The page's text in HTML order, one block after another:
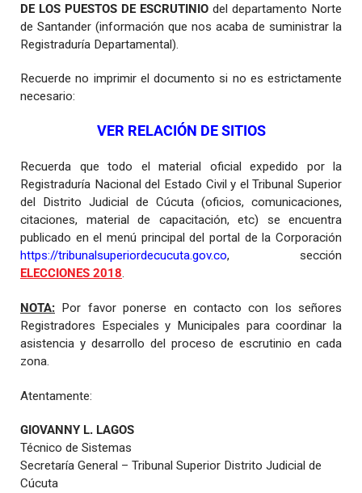
DE LOS PUESTOS DE ESCRUTINIO del departamento Norte
de Santander (información que nos acaba de suministrar la
Registraduría Departamental).
Recuerde no imprimir el documento si no es estrictamente
necesario:
VER RELACIÓN DE SITIOS
Recuerda que todo el material oficial expedido por la
Registraduría Nacional del Estado Civil y el Tribunal Superior
del Distrito Judicial de Cúcuta (oficios, comunicaciones,
citaciones, material de capacitación, etc) se encuentra
publicado en el menú principal del portal de la Corporación
https://tribunalsuperiordecucuta.gov.co, sección
ELECCIONES 2018.
NOTA: Por favor ponerse en contacto con los señores
Registradores Especiales y Municipales para coordinar la
asistencia y desarrollo del proceso de escrutinio en cada
zona.
Atentamente:
GIOVANNY L. LAGOS
Técnico de Sistemas
Secretaría General – Tribunal Superior Distrito Judicial de
Cúcuta